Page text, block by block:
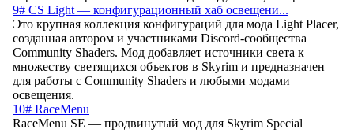
9# CS Light — конфигурационный хаб освещени...
Это крупная коллекция конфигураций для мода Light Placer,
созданная автором и участниками Discord-сообщества
Community Shaders. Мод добавляет источники света к
множеству светящихся объектов в Skyrim и предназначен
для работы с Community Shaders и любыми модами
освещения.
10# RaceMenu
RaceMenu SE — продвинутый мод для Skyrim Special